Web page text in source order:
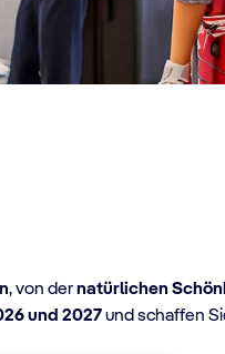
, von dernatürlichen
und 2027und schaffen